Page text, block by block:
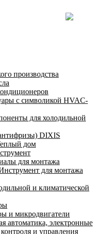
производства
с символикой HVAC-
для холодильной
DIXIS
дом
для монтажа
для монтажа
и климатической
и микродвигатели
автоматика, электронные
и управления